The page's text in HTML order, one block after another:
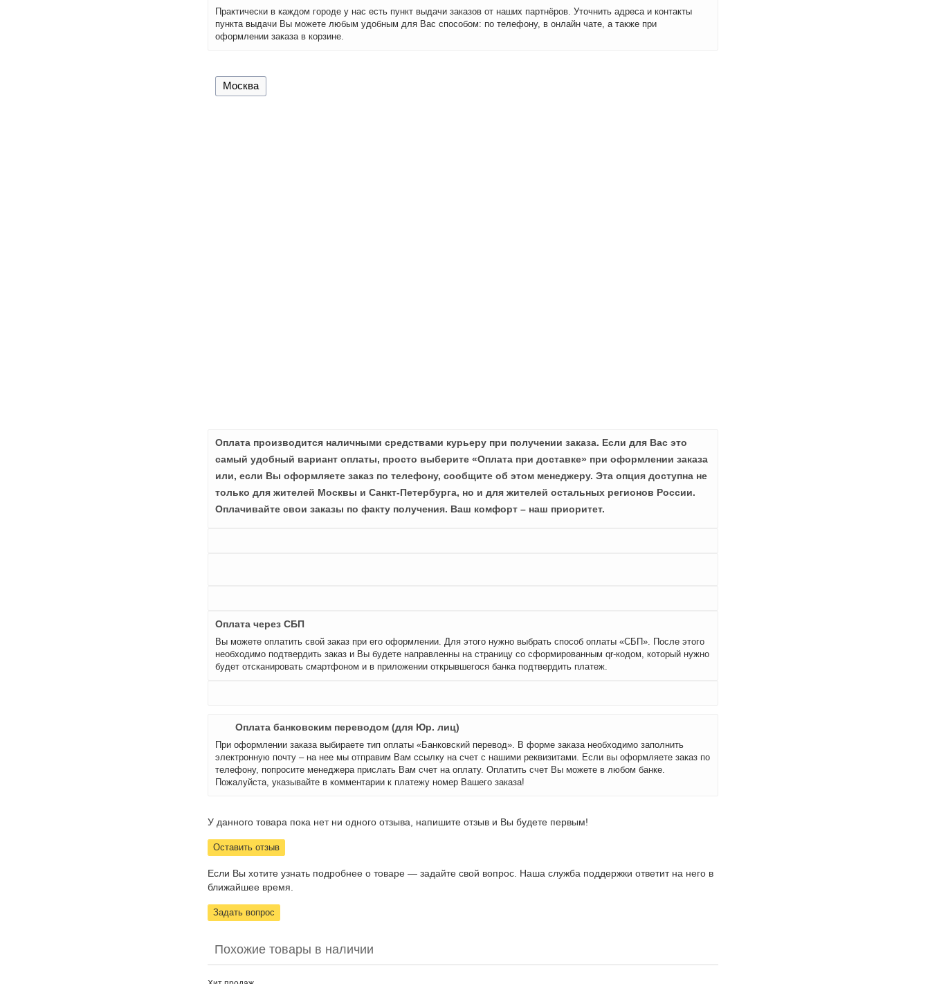
Практически в каждом городе у нас есть пункт выдачи заказов от наших партнёров. Уточнить адреса и контакты
пункта выдачи Вы можете любым удобным для Вас способом: по телефону, в онлайн чате, а также при
оформлении заказа в корзине.
Москва
Оплата производится наличными средствами курьеру при получении заказа. Если для Вас это
самый удобный вариант оплаты, просто выберите «Оплата при доставке» при оформлении заказа
или, если Вы оформляете заказ по телефону, сообщите об этом менеджеру. Эта опция доступна не
только для жителей Москвы и Санкт-Петербурга, но и для жителей остальных регионов России.
Оплачивайте свои заказы по факту получения. Ваш комфорт – наш приоритет.
Оплата через СБП
Вы можете оплатить свой заказ при его оформлении. Для этого нужно выбрать способ оплаты «СБП». После этого
необходимо подтвердить заказ и Вы будете направленны на страницу со сформированным qr-кодом, который нужно
будет отсканировать смартфоном и в приложении открывшегося банка подтвердить платеж.
Оплата банковским переводом (для Юр. лиц)
При оформлении заказа выбираете тип оплаты «Банковский перевод». В форме заказа необходимо заполнить
электронную почту – на нее мы отправим Вам ссылку на счет с нашими реквизитами. Если вы оформляете заказ по
телефону, попросите менеджера прислать Вам счет на оплату. Оплатить счет Вы можете в любом банке.
Пожалуйста, указывайте в комментарии к платежу номер Вашего заказа!
У данного товара пока нет ни одного отзыва, напишите отзыв и Вы будете первым!
Оставить отзыв
Если Вы хотите узнать подробнее о товаре — задайте свой вопрос. Наша служба поддержки ответит на него в
ближайшее время.
Задать вопрос
Похожие товары в наличии